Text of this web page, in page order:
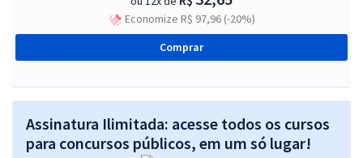
Economize R$ 97,96 (-20%)
Comprar
Assinatura Ilimitada: acesse todos os cursos
para concursos públicos, em um só lugar!